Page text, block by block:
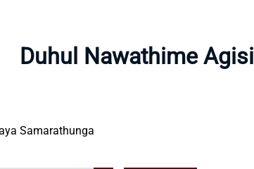
Duhul Nawathime Agisi
Samarathunga